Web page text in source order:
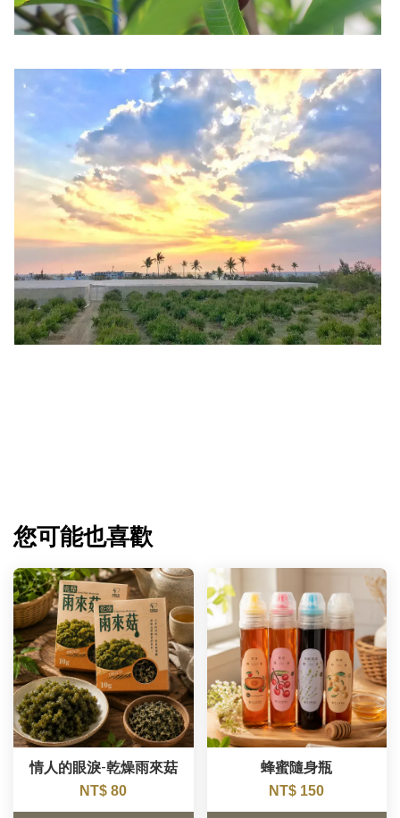
您可能也喜歡
情人的眼淚-乾燥雨來菇
NT$ 80
蜂蜜隨身瓶
NT$ 150